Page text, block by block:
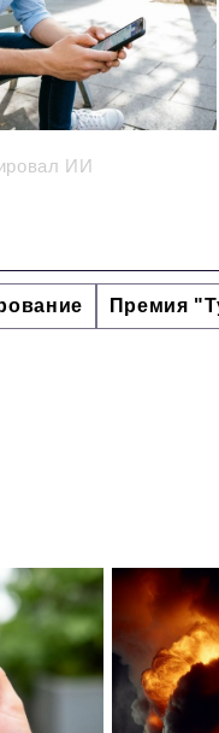
ИИ
Премия